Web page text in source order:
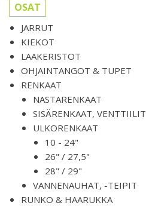
OSAT
JARRUT
KIEKOT
LAAKERISTOT
OHJAINTANGOT & TUPET
RENKAAT
NASTARENKAAT
SISÄRENKAAT, VENTTIILIT
ULKORENKAAT
10 - 24"
26" / 27,5"
28" / 29"
VANNENAUHAT, -TEIPIT
RUNKO & HAARUKKA